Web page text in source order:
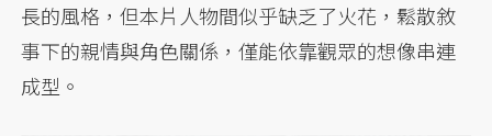
長的風格，但本片人物間似乎缺乏了火花，鬆散敘
事下的親情與角色關係，僅能依靠觀眾的想像串連
成型。